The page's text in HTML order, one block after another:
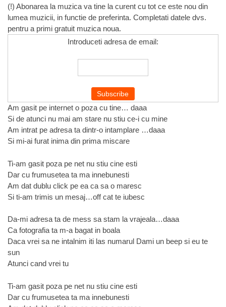
(!) Abonarea la muzica va tine la curent cu tot ce este nou din
lumea muzicii, in functie de preferinta. Completati datele dvs.
pentru a primi gratuit muzica noua.
Introduceti adresa de email:
Am gasit pe internet o poza cu tine… daaa
Si de atunci nu mai am stare nu stiu ce-i cu mine
Am intrat pe adresa ta dintr-o intamplare …daaa
Si mi-ai furat inima din prima miscare
Ti-am gasit poza pe net nu stiu cine esti
Dar cu frumusetea ta ma innebunesti
Am dat dublu click pe ea ca sa o maresc
Si ti-am trimis un mesaj…off cat te iubesc
Da-mi adresa ta de mess sa stam la vrajeala…daaa
Ca fotografia ta m-a bagat in boala
Daca vrei sa ne intalnim iti las numarul Dami un beep si eu te
sun
Atunci cand vrei tu
Ti-am gasit poza pe net nu stiu cine esti
Dar cu frumusetea ta ma innebunesti